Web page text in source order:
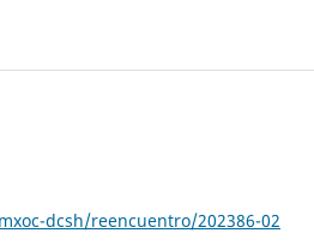
dcsh/reencuentro/202386-02